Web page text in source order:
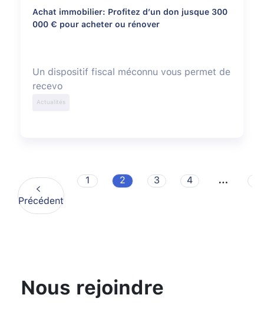
Achat immobilier: Profitez d’un don jusque 300
000 € pour acheter ou rénover
Un dispositif fiscal méconnu vous permet de
recevo
Actualités
Précédent
1 2 3 4 …
Nous rejoindre